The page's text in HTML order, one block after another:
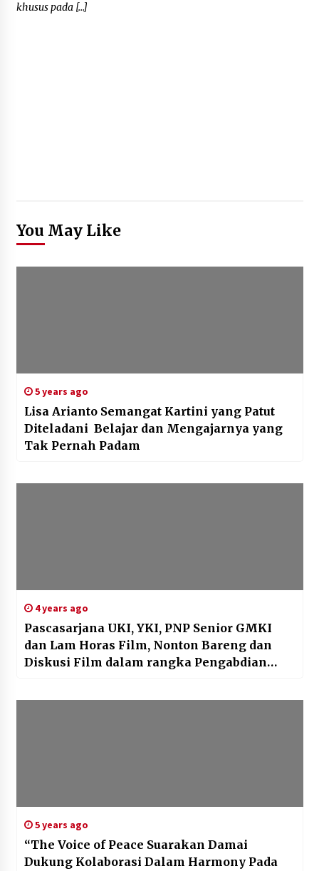
khusus pada […]
You May Like
5 years ago
Lisa Arianto Semangat Kartini yang Patut
Diteladani Belajar dan Mengajarnya yang
Tak Pernah Padam
4 years ago
Pascasarjana UKI, YKI, PNP Senior GMKI
dan Lam Horas Film, Nonton Bareng dan
Diskusi Film dalam rangka Pengabdian
5 years ago
“The Voice of Peace Suarakan Damai
Dukung Kolaborasi Dalam Harmony Pada